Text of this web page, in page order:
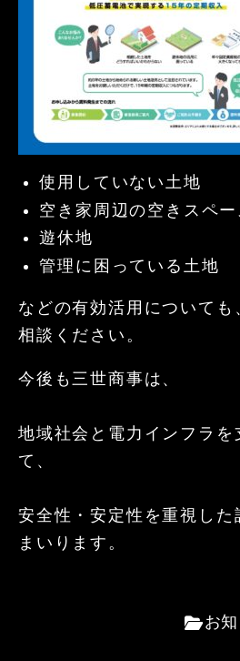
使用していない土地
空き家周辺の空きスペー
遊休地
管理に困っている土地
などの有効活用についても
相談ください。
今後も三世商事は、
地域社会と電力インフラを
て、
安全性・安定性を重視した
まいります。
お